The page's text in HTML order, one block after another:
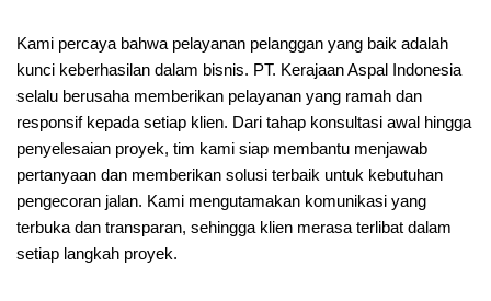
Kami percaya bahwa pelayanan pelanggan yang baik adalah
kunci keberhasilan dalam bisnis. PT. Kerajaan Aspal Indonesia
selalu berusaha memberikan pelayanan yang ramah dan
responsif kepada setiap klien. Dari tahap konsultasi awal hingga
penyelesaian proyek, tim kami siap membantu menjawab
pertanyaan dan memberikan solusi terbaik untuk kebutuhan
pengecoran jalan. Kami mengutamakan komunikasi yang
terbuka dan transparan, sehingga klien merasa terlibat dalam
setiap langkah proyek.